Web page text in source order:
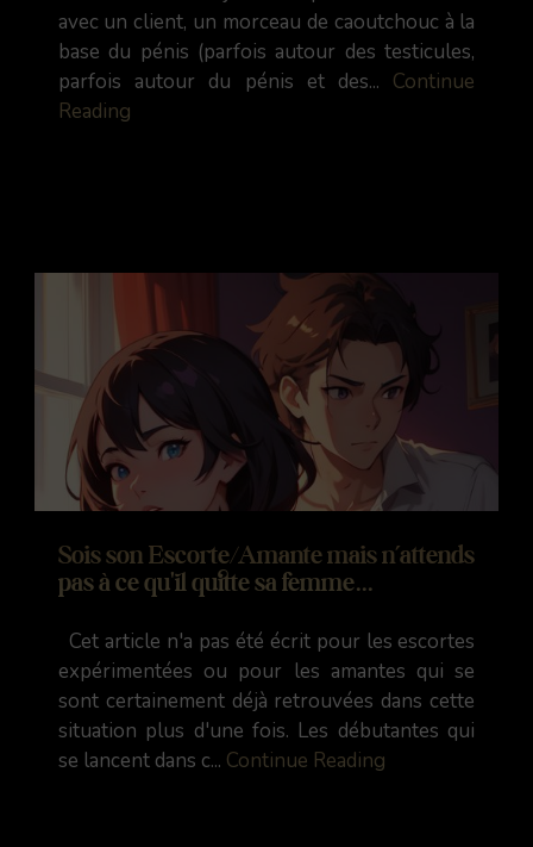
avec un client, un morceau de caoutchouc à la
base du pénis (parfois autour des testicules,
parfois autour du pénis et des... Continue
Reading
Sois son Escorte/Amante mais n’attends
pas à ce qu'il quitte sa femme...
Cet article n'a pas été écrit pour les escortes
expérimentées ou pour les amantes qui se
sont certainement déjà retrouvées dans cette
situation plus d'une fois. Les débutantes qui
se lancent dans c... Continue Reading